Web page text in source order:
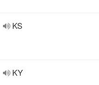
KS
KY